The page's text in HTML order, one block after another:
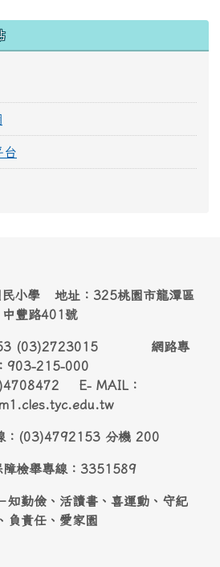
台
民小學 地址：325桃園市龍潭區
中豐路401號
(03)2723015 網路專
903-215-000
E- MAIL：
：(03)4792153 分機 200
障檢舉專線：3351589
知勤儉、活讀書、喜運動、守紀
負責任、愛家園